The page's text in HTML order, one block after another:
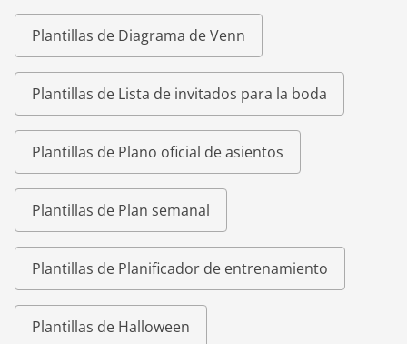
Plantillas de Diagrama de Venn
Plantillas de Lista de invitados para la boda
Plantillas de Plano oficial de asientos
Plantillas de Plan semanal
Plantillas de Planificador de entrenamiento
Plantillas de Halloween